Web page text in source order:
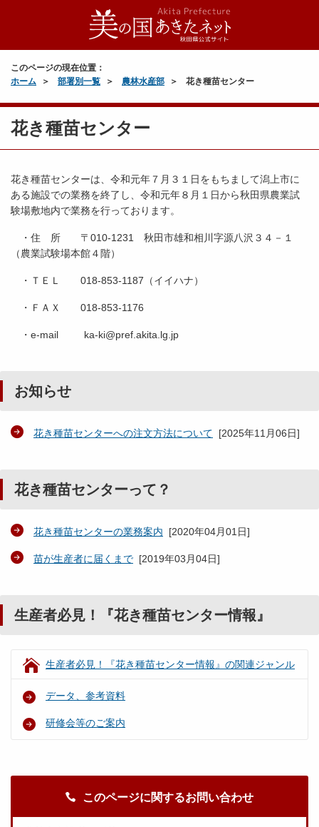
このページの現在位置：
ホーム
部署別一覧 農林水産部 花き種苗センター
花き種苗センター
花き種苗センターは、令和元年７月３１日をもちまして潟上市に
ある施設での業務を終了し、令和元年８月１日から秋田県農業試
験場敷地内で業務を行っております。
・住 所 〒010-1231 秋田市雄和相川字源八沢３４－１
（農業試験場本館４階）
・ＴＥＬ 018-853-1187（イイハナ）
・ＦＡＸ 018-853-1176
・e-mail ka-ki@pref.akita.lg.jp
お知らせ
花き種苗センターへの注文方法について [2025年11月06日]
花き種苗センターって？
花き種苗センターの業務案内 [2020年04月01日]
苗が生産者に届くまで [2019年03月04日]
生産者必見！『花き種苗センター情報』
生産者必見！『花き種苗センター情報』の関連ジャンル
データ、参考資料
研修会等のご案内
このページに関するお問い合わせ